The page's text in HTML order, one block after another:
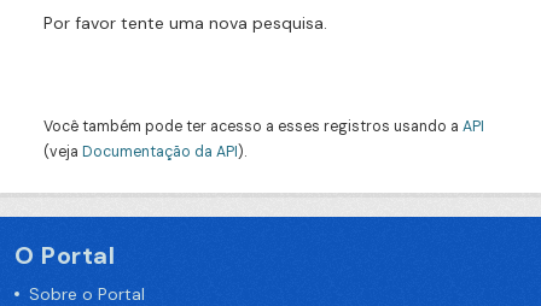
Por favor tente uma nova pesquisa.
Você também pode ter acesso a esses registros usando a API
(veja Documentação da API).
O Portal
Sobre o Portal